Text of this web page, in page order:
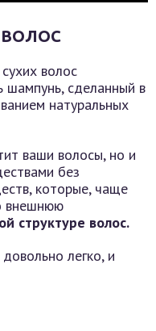
волос
шампунь, сделанный в
натуральных
ваши волосы, но и
без
которые, чаще
внешнюю
структуре волос.
легко, и